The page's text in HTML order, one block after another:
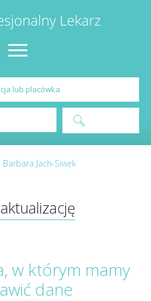
Barbara Jach-Siwek
w którym mamy
dane